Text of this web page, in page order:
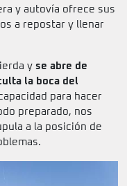
y autovía ofrece sus
a repostar y llenar
y se abre de
la boca del
para hacer
preparado, nos
a la posición de